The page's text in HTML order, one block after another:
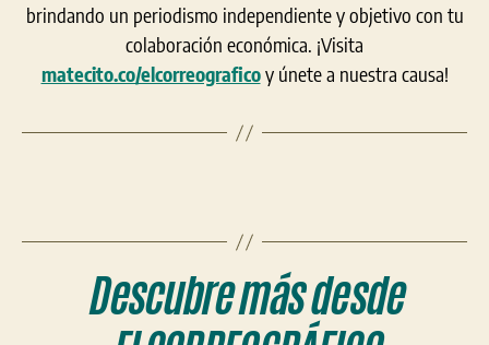
brindando un periodismo independiente y objetivo con tu
colaboración económica. ¡Visita
matecito.co/elcorreograficoy únete a nuestra causa!
Descubre más desde